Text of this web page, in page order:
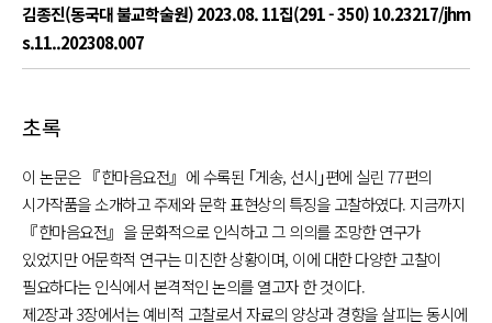
김종진(동국대 불교학술원) 2023.08. 11집(291 - 350)10.23217/jhm
s.11..202308.007
초록
이 논문은 『한마음요전』에 수록된 ｢게송, 선시｣편에 실린 77편의
시가작품을 소개하고 주제와 문학 표현상의 특징을 고찰하였다. 지금까지
『한마음요전』을 문화적으로 인식하고 그 의의를 조망한 연구가
있었지만 어문학적 연구는 미진한 상황이며, 이에 대한 다양한 고찰이
필요하다는 인식에서 본격적인 논의를 열고자 한 것이다.
제2장과 3장에서는 예비적 고찰로서 자료의 양상과 경향을 살피는 동시에